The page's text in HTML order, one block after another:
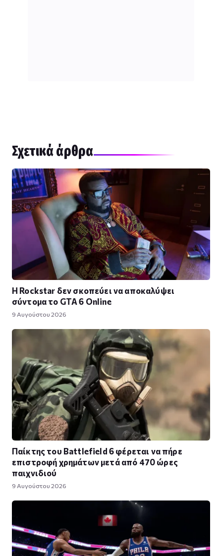
Σχετικά άρθρα
Η Rockstar δεν σκοπεύει να αποκαλύψει
σύντομα το GTA 6 Online
9 Αυγούστου 2026
Παίκτης του Battlefield 6 φέρεται να πήρε
επιστροφή χρημάτων μετά από 470 ώρες
παιχνιδιού
9 Αυγούστου 2026